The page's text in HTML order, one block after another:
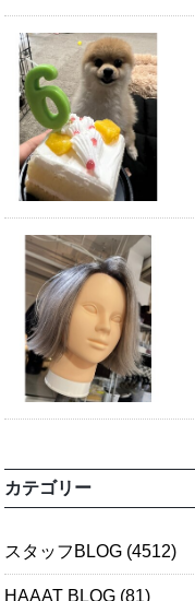
カテゴリー
スタッフBLOG (4512)
HAAAT BLOG (81)